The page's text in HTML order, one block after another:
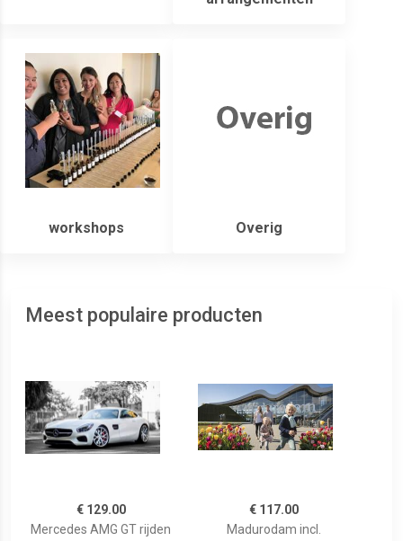
workshops Overig
Meest populaire producten
€ 129.00
Mercedes AMG GT rijden
€ 117.00
Madurodam incl.